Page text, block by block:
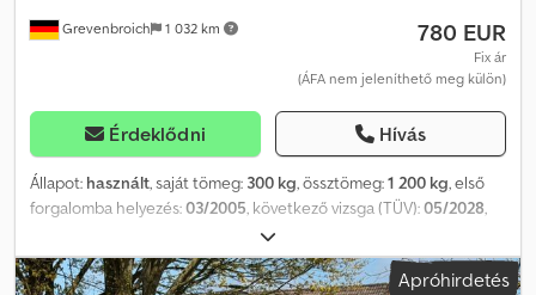
Grevenbroich 1 032 km 780 EUR
Fix ár
(ÁFA nem jeleníthető meg külön)
Érdeklődni Hívás
Állapot: használt, saját tömeg: 300 kg, össztömeg:1 200 kg, első
forgalomba helyezés:03/2005, következő vizsga (TÜV):05/2028,
Az ANHÄNGERWIRTZ-nél számos modell online elérhető.
Kényelmesen, a nap 24 órájában vásárolhat online a trailershop.de
weboldalon. Lehet személyesen átvenni, vagy házhoz szállíttatni.
Apróhirdetés